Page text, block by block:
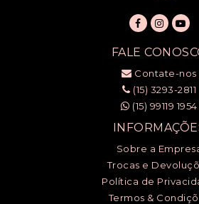
FALE
Contate-nos
(15) 3293-2811
(15) 99119 1954
Sobre a
Trocas e
Política de
Termos &